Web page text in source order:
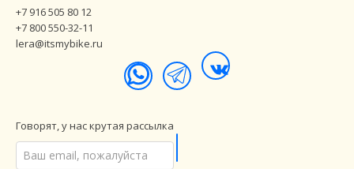
+7 916 505 80 12
+7 800 550-32-11
lera@itsmybike.ru
Говорят, у нас крутая рассылка